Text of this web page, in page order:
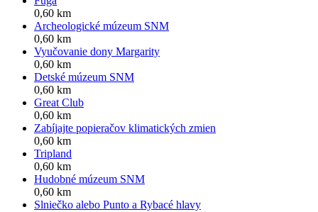
0,60 km
Archeologické múzeum SNM
0,60 km
Vyučovanie dony Margarity
0,60 km
Detské múzeum SNM
0,60 km
Great Club
0,60 km
Zabíjajte popieračov klimatických zmien
0,60 km
Tripland
0,60 km
Hudobné múzeum SNM
0,60 km
Slniečko alebo Punto a Rybacé hlavy